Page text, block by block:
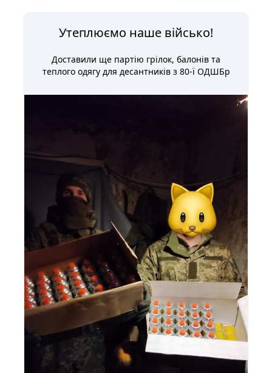
Утеплюємо наше військо!
Доставили ще партію грілок, балонів та
теплого одягу для десантників з 80-ї ОДШБр